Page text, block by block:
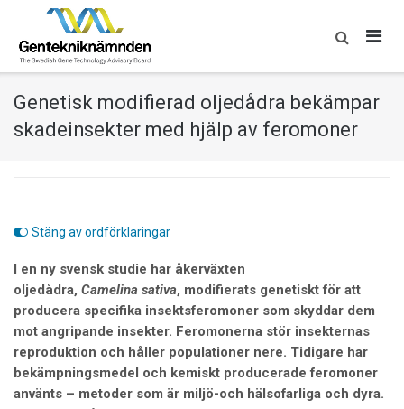
content
Genetisk modifierad oljedådra bekämpar
skadeinsekter med hjälp av feromoner
Stäng av ordförklaringar
I en ny svensk studie har åkerväxten
oljedådra, Camelina sativa, modifierats genetiskt för att
producera specifika insektsferomoner som skyddar dem
mot angripande insekter. Feromonerna stör insekternas
reproduktion och håller populationer nere. Tidigare har
bekämpningsmedel och kemiskt producerade feromoner
använts – metoder som är miljö-och hälsofarliga och dyra.